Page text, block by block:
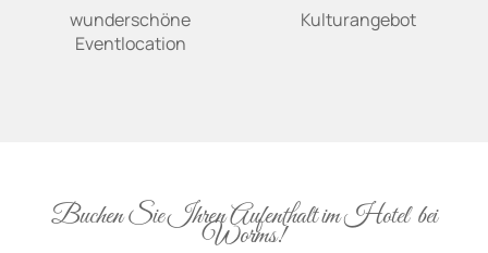
wunderschöne
Eventlocation
Kulturangebot
Buchen Sie Ihren Aufenthalt im Hotel bei
Worms!